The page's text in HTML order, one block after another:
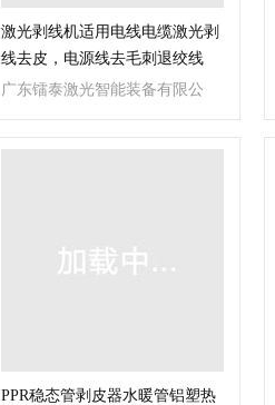
激光剥线机适用电线电缆激光剥
线去皮，电源线去毛刺退绞线
广东镭泰激光智能装备有限公
司
PPR稳态管剥皮器水暖管铝塑热